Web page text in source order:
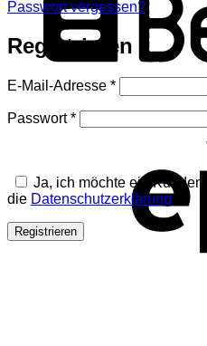
Passwort vergessen?
Registrieren
E-Mail-Adresse *Erforderlich
Passwort*Erforderlich
Ja, ich möchte ein
die Datenschutzerklärung.
Registrieren